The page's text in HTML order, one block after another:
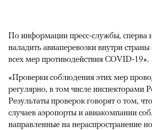
По информации пресс-службы, сперва
наладить авиаперевозки внутри
всех мер противодействия COVID-19».
«Проверки соблюдения этих мер
регулярно, в том числе инспекторами
Результаты проверок говорят о том,
случаев аэропорты и авиакомпании
направленные на нераспространение